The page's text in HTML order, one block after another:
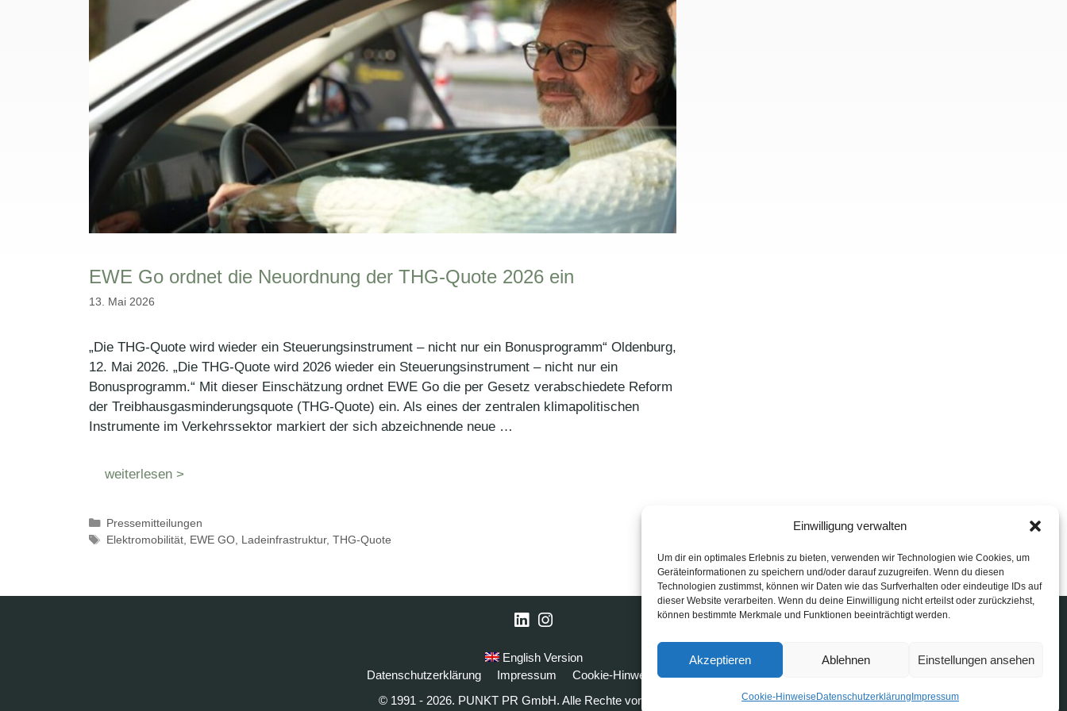
Einwilligung verwalten
Um dir ein optimales Erlebnis zu bieten, verwenden wir Technologien wie Cookies, um
Geräteinformationen zu speichern und/oder darauf zuzugreifen. Wenn du diesen
Technologien zustimmst, können wir Daten wie das Surfverhalten oder eindeutige IDs auf
dieser Website verarbeiten. Wenn du deine Einwilligung nicht erteilst oder zurückziehst,
können bestimmte Merkmale und Funktionen beeinträchtigt werden.
Akzeptieren Ablehnen Einstellungen ansehen
Cookie-Hinweise Datenschutzerklärung Impressum
EWE Go ordnet die Neuordnung der THG-Quote 2026 ein
13. Mai 2026
„Die THG-Quote wird wieder ein Steuerungsinstrument – nicht nur ein Bonusprogramm“ Oldenburg,
12. Mai 2026. „Die THG-Quote wird 2026 wieder ein Steuerungsinstrument – nicht nur ein
Bonusprogramm.“ Mit dieser Einschätzung ordnet EWE Go die per Gesetz verabschiedete Reform
der Treibhausgasminderungsquote (THG-Quote) ein. Als eines der zentralen klimapolitischen
Instrumente im Verkehrssektor markiert der sich abzeichnende neue …
weiterlesen >
Kategorien
Pressemitteilungen
Schlagwörter
Elektromobilität, EWE GO, Ladeinfrastruktur, THG-Quote
LinkedInInstagram
English Version
Datenschutzerklärung
Impressum Cookie-Hinweise
FAQ
© 1991 - 2026. PUNKT PR GmbH. Alle Rechte vorbehalten.